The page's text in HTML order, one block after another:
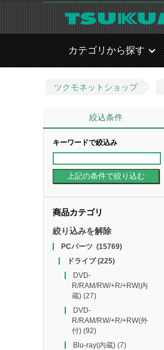
カテゴリから探す
ツクモネットショップ
絞込条件
キーワードで絞込み
商品カテゴリ
絞り込みを解除
PCパーツ (15769)
ドライブ(225)
DVD-
R/RAM/RW/+R/+RW(内
蔵)(27)
DVD-
R/RAM/RW/+R/+RW(外
付)(92)
Blu-ray(内蔵)(7)